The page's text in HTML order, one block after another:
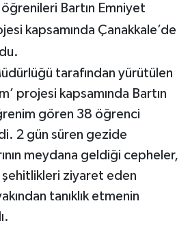
Bartın Emniyet
kapsamında Çanakkale’de
tarafından yürütülen
projesi kapsamında Bartın
gören 38 öğrenci
2 gün süren gezide
meydana geldiği cepheler,
ziyaret eden
tanıklık etmenin